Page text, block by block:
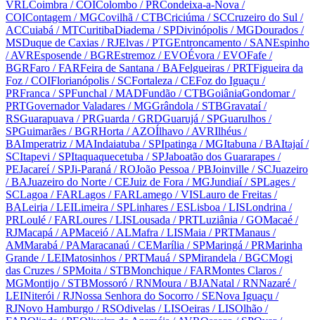
VRLCoimbra / COIColombo / PRCondeixa-a-Nova /
COIContagem / MGCovilhã / CTBCriciúma / SCCruzeiro do Sul /
ACCuiabá / MTCuritibaDiadema / SPDivinópolis / MGDourados /
MSDuque de Caxias / RJElvas / PTGEntroncamento / SANEspinho
/ AVREsposende / BGREstremoz / EVOÉvora / EVOFafe /
BGRFaro / FARFeira de Santana / BAFelgueiras / PRTFigueira da
Foz / COIFlorianópolis / SCFortaleza / CEFoz do Iguaçu /
PRFranca / SPFunchal / MADFundão / CTBGoiâniaGondomar/
PRTGovernador Valadares / MGGrândola / STBGravataí/
RSGuarapuava / PRGuarda / GRDGuarujá / SPGuarulhos /
SPGuimarães / BGRHorta / AZOÍlhavo / AVRIlhéus /
BAImperatriz / MAIndaiatuba / SPIpatinga / MGItabuna / BAItajaí/
SCItapevi / SPItaquaquecetuba / SPJaboatão dos Guararapes /
PEJacareí/ SPJi-Paraná / ROJoão Pessoa / PBJoinville / SCJuazeiro
/ BAJuazeiro do Norte / CEJuiz de Fora / MGJundiaí/ SPLages /
SCLagoa / FARLagos / FARLamego / VISLauro de Freitas /
BALeiria / LEILimeira / SPLinhares / ESLisboa / LISLondrina /
PRLoulé / FARLoures / LISLousada / PRTLuziânia / GOMacaé /
RJMacapá / APMaceió / ALMafra / LISMaia / PRTManaus /
AMMarabá / PAMaracanaú / CEMarília / SPMaringá / PRMarinha
Grande / LEIMatosinhos / PRTMauá / SPMirandela / BGCMogi
das Cruzes / SPMoita / STBMonchique / FARMontes Claros /
MGMontijo / STBMossoró / RNMoura / BJANatal / RNNazaré /
LEINiterói / RJNossa Senhora do Socorro / SENova Iguaçu /
RJNovo Hamburgo / RSOdivelas / LISOeiras / LISOlhão /